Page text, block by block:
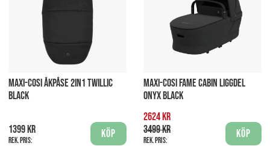
MAXI-COSI ÅKPÅSE 2IN1 TWILLIC
BLACK
1399 kr
Rek. pris:
Köp
MAXI-COSI FAME CABIN LIGGDEL
ONYX BLACK
2624 kr
3499 kr
Rek. pris:
Köp